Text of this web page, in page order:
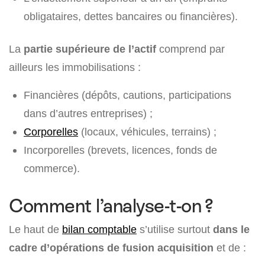
obligataires, dettes bancaires ou financières).
La partie supérieure de l’actif comprend par
ailleurs les immobilisations :
Financières (dépôts, cautions, participations
dans d’autres entreprises) ;
Corporelles (locaux, véhicules, terrains) ;
Incorporelles (brevets, licences, fonds de
commerce).
Comment l’analyse-t-on ?
Le haut de bilan comptable s’utilise surtout dans le
cadre d’opérations de fusion acquisition et de :